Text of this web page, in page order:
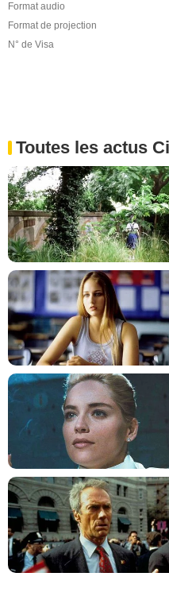
Format audio
Format de projection
N° de Visa
Toutes les actus